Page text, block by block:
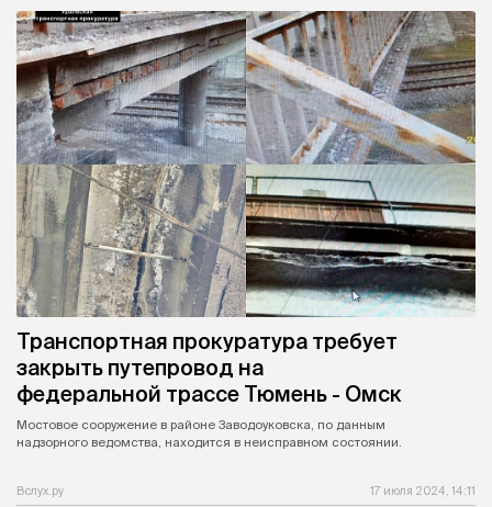
Транспортная прокуратура требует
закрыть путепровод на
федеральной трассе Тюмень - Омск
Мостовое сооружение в районе Заводоуковска, по данным
надзорного ведомства, находится в неисправном состоянии.
Вслух.ру 17 июля 2024, 14:11